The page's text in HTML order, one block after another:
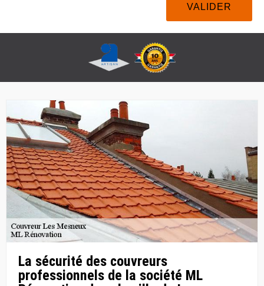
La sécurité des couvreurs
professionnels de la société ML